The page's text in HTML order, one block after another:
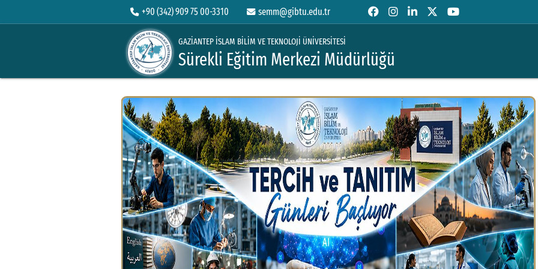
+90 (342) 909 75 00-3310 semm@gibtu.edu.tr
GAZİANTEP İSLAM BİLİM VE TEKNOLOJİ ÜNİVERSİTESİ
Sürekli Eğitim Merkezi Müdürlüğü